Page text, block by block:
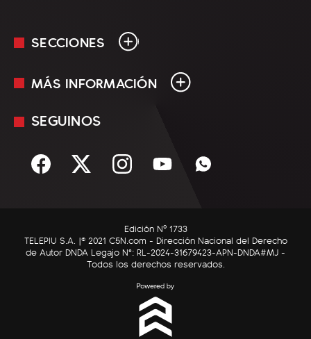
SECCIONES
En Vivo
Sociedad
C5N Autos
RatingCero
MÁS INFORMACIÓN
Mediakit
Términos y condiciones
SEGUINOS
Edición Nº 1733
TELEPIU S.A. |© 2021 C5N.com - Dirección Nacional del Derecho
de Autor DNDA Legajo N°: RL-2024-31679423-APN-DNDA#MJ -
Todos los derechos reservados.